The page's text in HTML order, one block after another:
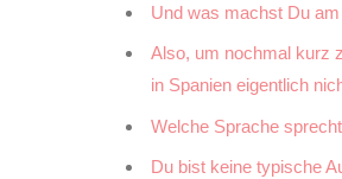
Und was machst Du
Also, um nochmal kurz
in Spanien eigentlich
Welche Sprache
Du bist keine typische